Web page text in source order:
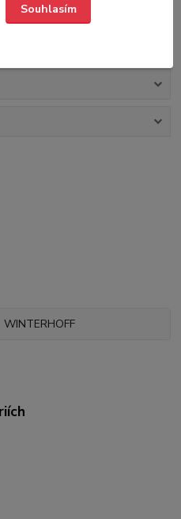
WINTERHOFF
Souhlasím